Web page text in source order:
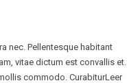
nec. Pellentesque habitant
vitae dictum est convallis et.
commodo. CurabiturLeer